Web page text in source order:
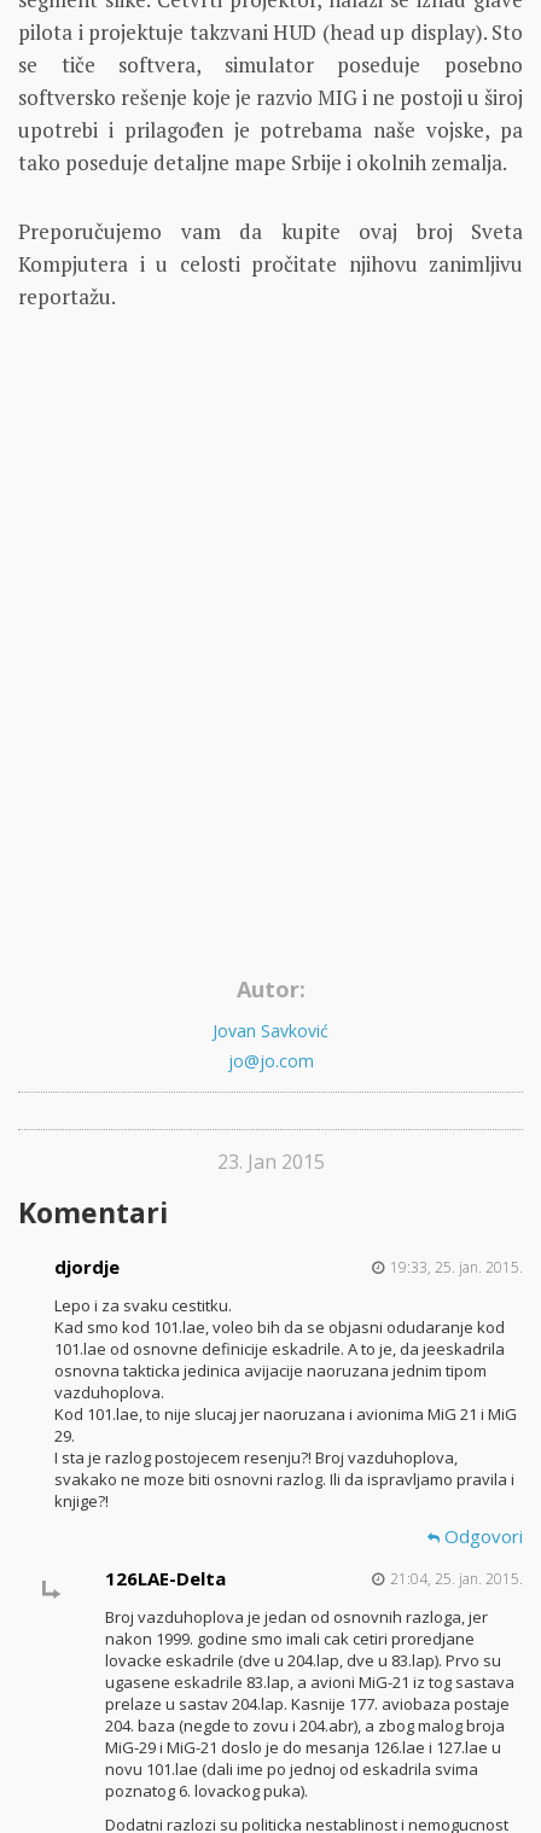
pilota i projektuje takzvani HUD (head up display). Sto
se tiče softvera, simulator poseduje posebno
softversko rešenje koje je razvio MIG i ne postoji u široj
upotrebi i prilagođen je potrebama naše vojske, pa
tako poseduje detaljne mape Srbije i okolnih zemalja.
Preporučujemo vam da kupite ovaj broj Sveta
Kompjutera i u celosti pročitate njihovu zanimljivu
reportažu.
Autor:
Jovan Savković
jo@jo.com
23. Jan 2015
Komentari
djordje 19:33, 25. jan. 2015.
Lepo i za svaku cestitku.
Kad smo kod 101.lae, voleo bih da se objasni odudaranje kod
101.lae od osnovne definicije eskadrile. A to je, da jeeskadrila
osnovna takticka jedinica avijacije naoruzana jednim tipom
vazduhoplova.
Kod 101.lae, to nije slucaj jer naoruzana i avionima MiG 21 i MiG
29.
I sta je razlog postojecem resenju?! Broj vazduhoplova,
svakako ne moze biti osnovni razlog. Ili da ispravljamo pravila i
knjige?!
Odgovori
126LAE-Delta
21:04, 25. jan. 2015.
Broj vazduhoplova je jedan od osnovnih razloga, jer
nakon 1999. godine smo imali cak cetiri proredjane
lovacke eskadrile (dve u 204.lap, dve u 83.lap). Prvo su
ugasene eskadrile 83.lap, a avioni MiG-21 iz tog sastava
prelaze u sastav 204.lap. Kasnije 177. aviobaza postaje
204. baza (negde to zovu i 204.abr), a zbog malog broja
MiG-29 i MiG-21 doslo je do mesanja 126.lae i 127.lae u
novu 101.lae (dali ime po jednoj od eskadrila svima
poznatog 6. lovackog puka).
Dodatni razlozi su politicka nestablinost i nemogucnost